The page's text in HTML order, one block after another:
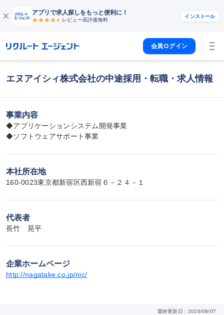
アプリで求人探しをもっと便利に！
レビュー高評価無料
インストール
会員ログイン
エヌアイシィ株式会社の中途採用・転職・求人情報
事業内容
◆アプリケーションシステム開発事業
◆ソフトウェアサポート事業
本社所在地
160-0023東京都新宿区西新宿６－２４－１
代表者
長竹　晃平
企業ホームページ
http://nagatake.co.jp/nic/
最終更新日：2026/08/07